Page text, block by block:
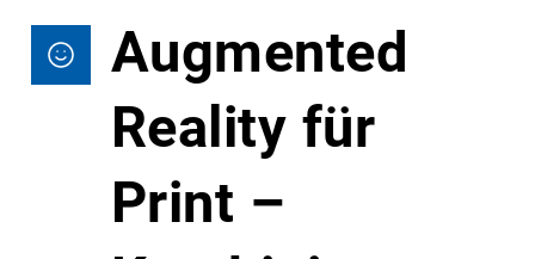
Augmented
Reality für
Print –